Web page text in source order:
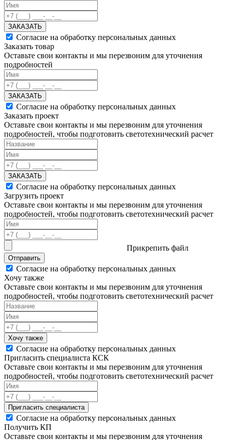
ЗАКАЗАТЬ
Согласие на обработку персональных данных
Заказать товар
Оставьте свои контакты и мы перезвоним для уточнения
подробностей
ЗАКАЗАТЬ
Согласие на обработку персональных данных
Заказать проект
Оставьте свои контакты и мы перезвоним для уточнения
подробностей, чтобы подготовить светотехнический расчет
ЗАКАЗАТЬ
Согласие на обработку персональных данных
Загрузить проект
Оставьте свои контакты и мы перезвоним для уточнения
подробностей, чтобы подготовить светотехнический расчет
Прикрепить файл
Отправить
Согласие на обработку персональных данных
Хочу также
Оставьте свои контакты и мы перезвоним для уточнения
подробностей, чтобы подготовить светотехнический расчет
Хочу также
Согласие на обработку персональных данных
Пригласить специалиста КСК
Оставьте свои контакты и мы перезвоним для уточнения
подробностей, чтобы подготовить светотехнический расчет
Пригласить специалиста
Согласие на обработку персональных данных
Получить КП
Оставьте свои контакты и мы перезвоним для уточнения